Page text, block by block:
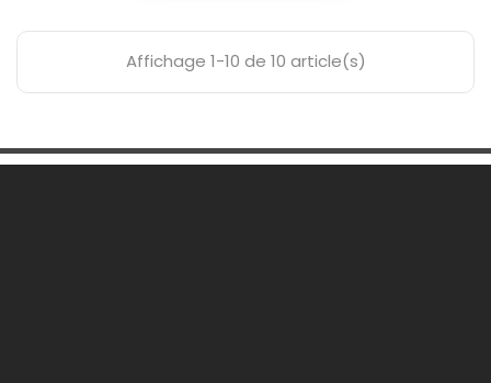
Affichage 1-10 de 10 article(s)